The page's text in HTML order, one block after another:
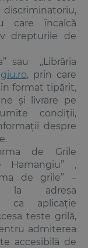
care încalcă
drepturile de
sau „Librăria
, prin care
format tipărit,
și livrare pe
condiții,
despre
de Grile
Hamangiu” ,
de grile” –
la adresa
ca aplicație
teste grilă,
admiterea
accesibilă de